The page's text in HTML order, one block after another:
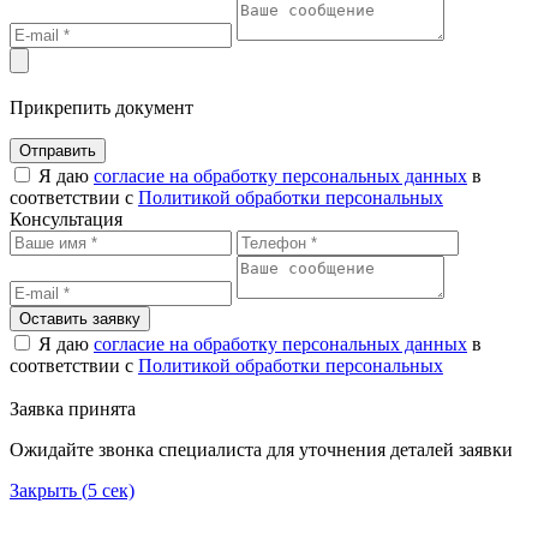
Прикрепить документ
Отправить
Я даю согласие на обработку персональных данных в
соответствии с Политикой обработки персональных
Консультация
Оставить заявку
Я даю согласие на обработку персональных данных в
соответствии с Политикой обработки персональных
Заявка принята
Ожидайте звонка специалиста для уточнения деталей заявки
Закрыть (5 сек)